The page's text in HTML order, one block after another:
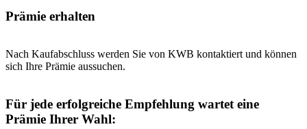
Prämie erhalten
Nach Kaufabschluss werden Sie von KWB kontaktiert und können
sich Ihre Prämie aussuchen.
Für jede erfolgreiche Empfehlung wartet eine
Prämie Ihrer Wahl: